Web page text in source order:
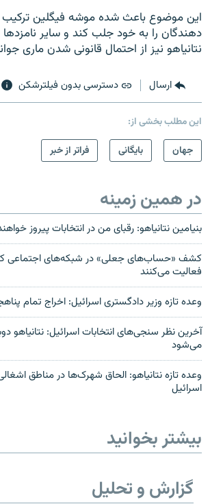
این موضوع باعث شده موشه فیگلین ترکیب
دهندگان را به خود جلب کند و سایر نامزدها
نتانیاهو نیز از احتمال قانونی شدن ماری
ارسال دسترسی بدون فیلترشکن
این مطلب بخشی از:
جهان
بایگانی فراتر از خبر
در همین زمینه
بنیامین نتانیاهو: رقبای من در انتخابات پیروز
کشف «حساب‌های جعلی» در شبکه‌های اجتماعی که
فعالیت می‌کنند
وعده تازه وزیر دادگستری اسرائیل: اخراج تمام
آخرین نظر سنجی‌های انتخابات اسرائیل: نتانیاهو
می‌شود
وعده تازه نتانیاهو: الحاق شهرک‌ها در مناطق
اسرائیل
بیشتر بخوانید
گزارش و تحلیل